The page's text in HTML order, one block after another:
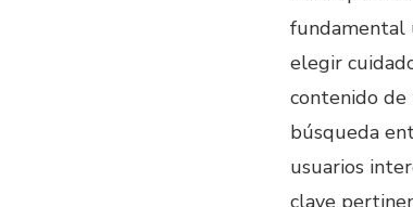
fundamental
elegir
contenido de
búsqueda
usuarios
clave